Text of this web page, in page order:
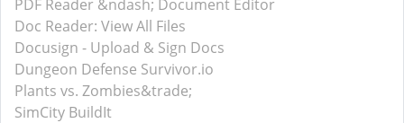
PDF Reader &ndash; Document Editor
Doc Reader: View All Files
Docusign - Upload & Sign Docs
Dungeon Defense Survivor.io
Plants vs. Zombies&trade;
SimCity BuildIt